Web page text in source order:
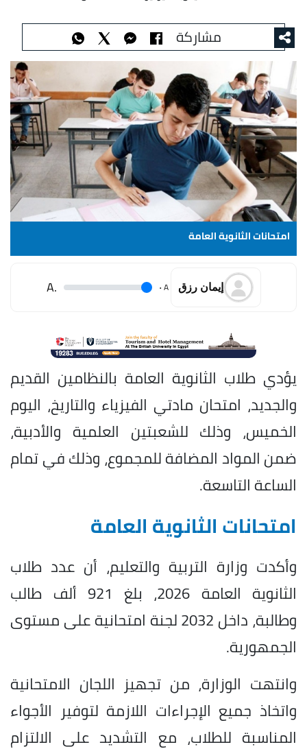
مشاركة
امتحانات الثانوية العامة
إيمان رزق A
.
.A
يؤدي طلاب الثانوية العامة بالنظامين القديم
والجديد، امتحان مادتي الفيزياء والتاريخ، اليوم
الخميس، وذلك للشعبتين العلمية والأدبية،
ضمن المواد المضافة للمجموع، وذلك في تمام
الساعة التاسعة.
امتحانات الثانوية العامة
وأكدت وزارة التربية والتعليم، أن عدد طلاب
الثانوية العامة 2026، بلغ 921 ألف طالب
وطالبة، داخل 2032 لجنة امتحانية على مستوى
الجمهورية.
وانتهت الوزارة، من تجهيز اللجان الامتحانية
واتخاذ جميع الإجراءات اللازمة لتوفير الأجواء
المناسبة للطلاب، مع التشديد على الالتزام